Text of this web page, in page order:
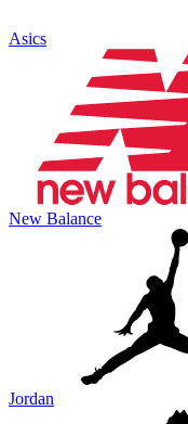
Asics
New Balance
Jordan